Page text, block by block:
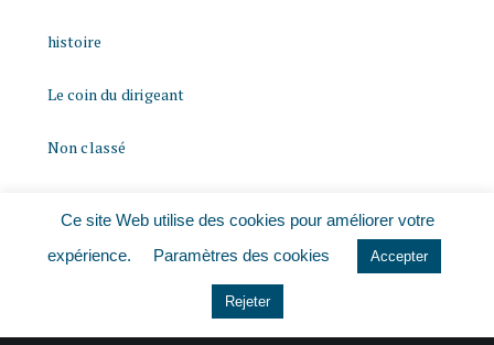
histoire
Le coin du dirigeant
Non classé
Ce site Web utilise des cookies pour améliorer votre
expérience.
Paramètres des cookies Accepter
Rejeter